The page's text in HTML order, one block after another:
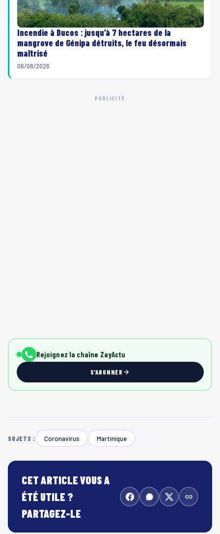
Incendie à Ducos : jusqu’à 7 hectares de la
mangrove de Génipa détruits, le feu désormais
maîtrisé
06/08/2026
PUBLICITÉ
Rejoignez la chaîne ZayActu
S'ABONNER
SUJETS : Coronavirus Martinique
CET ARTICLE VOUS A
ÉTÉ UTILE ?
PARTAGEZ-LE